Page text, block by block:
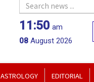
11:50 am
08August 2026
ASTROLOGY EDITORIAL